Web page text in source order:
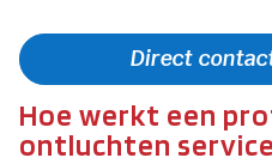
Direct
Hoe werkt een
ontluchten